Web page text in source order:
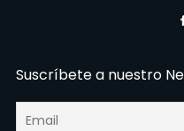
Suscríbete a nuestro